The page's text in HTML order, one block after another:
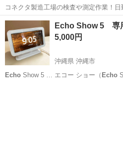
コネクタ製造工場の検査や測定作業！日
日128日★クリーンルーム内作業★マイ
★就業先食堂利用可！日払い制度あり！《茨
工場のお仕事 ◇コネクタ製造工...
茨城 常陸大宮市 その
Echo Show 5 専
5,000円
沖縄県 沖縄市
EchoShow 5 … エコー ショー（ Echo